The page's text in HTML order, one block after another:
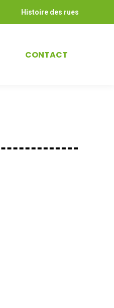
Histoire des rues
CONTACT